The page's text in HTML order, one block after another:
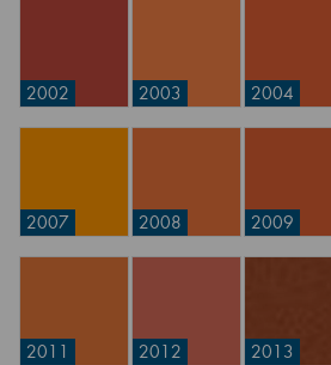
2002 2003 2004
2007 2008 2009
2011 2012 2013